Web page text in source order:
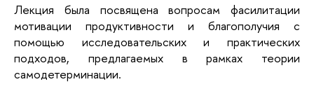
Лекция была посвящена вопросам фасилитации
мотивации продуктивности и благополучия с
помощью исследовательских и практических
подходов, предлагаемых в рамках теории
самодетерминации.